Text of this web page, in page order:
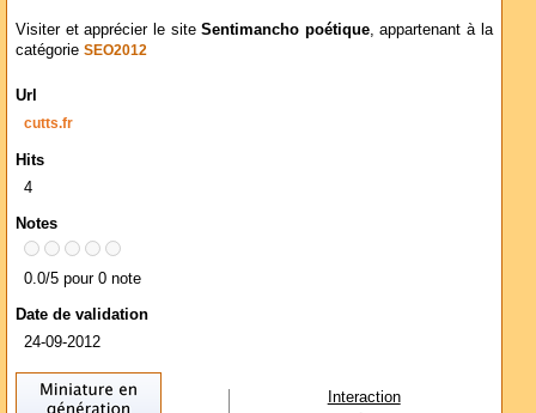
Visiter et apprécier le siteSentimancho poétique, appartenant à la
catégorie SEO2012
Url
cutts.fr
Hits
4
Notes
0.0/5 pour 0 note
Date de validation
24-09-2012
Interaction